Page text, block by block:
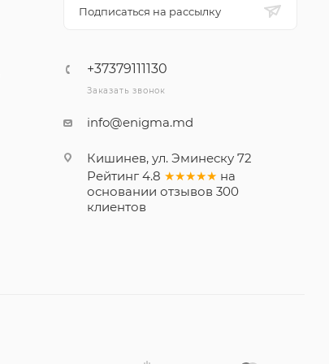
Подписаться на рассылку
+37379111130
Заказать звонок
info@enigma.md
Кишинев, ул. Эминеску 72
Рейтинг 4.8 ★★★★★ на
основании отзывов 300
клиентов